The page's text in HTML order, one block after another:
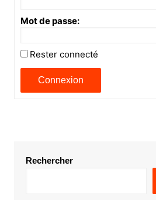
Mot de passe:
Rester connecté
Connexion
Rechercher